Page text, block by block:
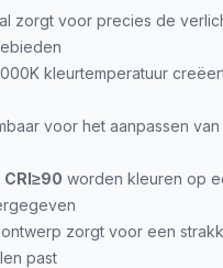
zorgt voor precies de
kleurtemperatuur
voor het aanpassen
CRI≥90 worden kleuren op
zorgt voor een
past